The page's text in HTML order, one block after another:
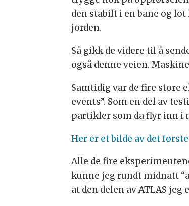
den stabilt i en bane og
jorden.
Så gikk de videre til å
også denne veien.
Samtidig var de fire store
events”. Som en del av
partikler som da flyr inn i
Her er et bilde av det
Alle de fire
kunne jeg rundt midnatt
at den delen av ATLAS